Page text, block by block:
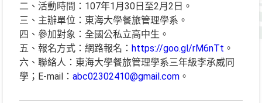
二、活動時間：107年1月30日至2月2日。
三、主辦單位：東海大學餐旅管理學系。
四、參加對象：全國公私立高中生。
五、報名方式：網路報名： https://goo.gl/rM6nTt 。
六、聯絡人：東海大學餐旅管理學系三年級李承威同
學；E-mail： abc02302410@gmail.com 。